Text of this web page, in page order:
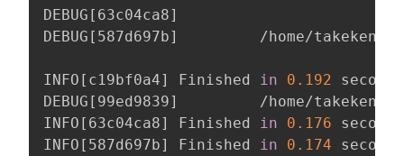
DEBUG [ 63c04ca8]
DEBUG [ 587d697b]
         /home/takeken
INFO [ c19bf0a4] Finished in 0.192
DEBUG [ 99ed9839]
         /home/takeken
INFO [ 63c04ca8] Finished in 0.176
INFO [ 587d697b] Finished in 0.174